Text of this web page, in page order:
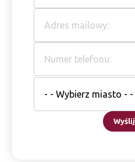
- - Wybierz miasto - -
Wyślij